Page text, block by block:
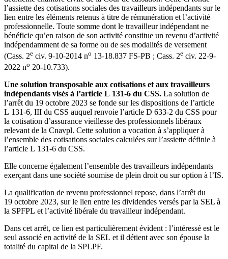
l’assiette des cotisations sociales des travailleurs indépendants sur le
lien entre les éléments retenus à titre de rémunération et l’activité
professionnelle. Toute somme dont le travailleur indépendant ne
bénéficie qu’en raison de son activité constitue un revenu d’activité
indépendamment de sa forme ou de ses modalités de versement
(Cass. 2e civ. 9-10-2014 no 13-18.837 FS-PB ; Cass. 2e civ. 22-9-
2022 no 20-10.733).
Une solution transposable aux cotisations et aux travailleurs
indépendants visés à l’article L 131‑6 du CSS. La solution de
l’arrêt du 19 octobre 2023 se fonde sur les dispositions de l’article
L 131-6, III du CSS auquel renvoie l’article D 633-2 du CSS pour
la cotisation d’assurance vieillesse des professionnels libéraux
relevant de la Cnavpl. Cette solution a vocation à s’appliquer à
l’ensemble des cotisations sociales calculées sur l’assiette définie à
l’article L 131-6 du CSS.
Elle concerne également l’ensemble des travailleurs indépendants
exerçant dans une société soumise de plein droit ou sur option à l’IS.
La qualification de revenu professionnel repose, dans l’arrêt du
19 octobre 2023, sur le lien entre les dividendes versés par la SEL à
la SPFPL et l’activité libérale du travailleur indépendant.
Dans cet arrêt, ce lien est particulièrement évident : l’intéressé est le
seul associé en activité de la SEL et il détient avec son épouse la
totalité du capital de la SPLPF.